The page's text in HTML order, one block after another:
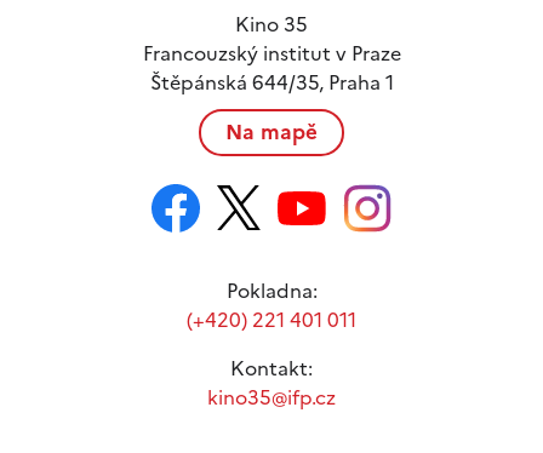
Kino 35
Francouzský institut v Praze
Štěpánská 644/35, Praha 1
Na mapě
Pokladna:
(+420) 221 401 011
Kontakt:
kino35@ifp.cz